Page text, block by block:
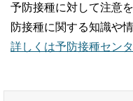
予防接種に対して注意
防接種に関する知識や
詳しくは予防接種セン